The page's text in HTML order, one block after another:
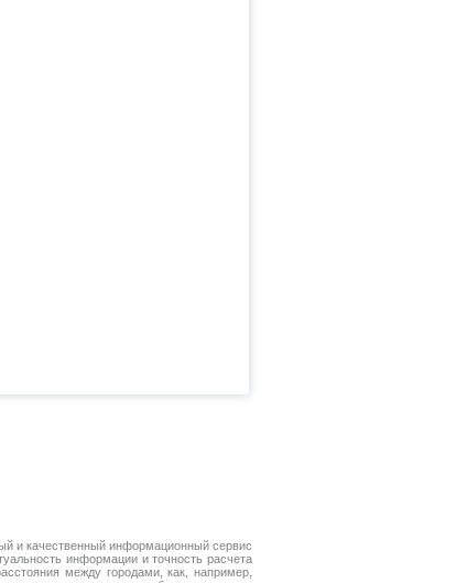
и качественный информационный сервис
информации и точность расчета
между городами, как, например,